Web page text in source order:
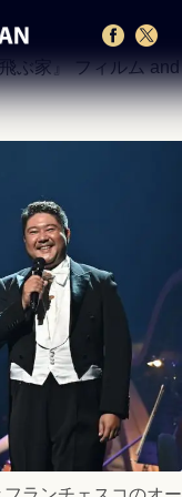
ぶ家』 フィルム and